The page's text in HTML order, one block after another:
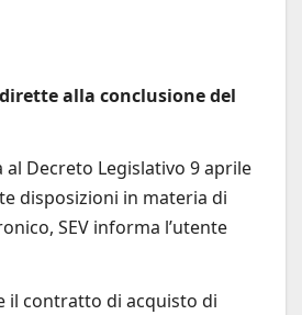
alla conclusione del
Decreto Legislativo 9 aprile
disposizioni in materia di
SEV informa l’utente
il contratto di acquisto di